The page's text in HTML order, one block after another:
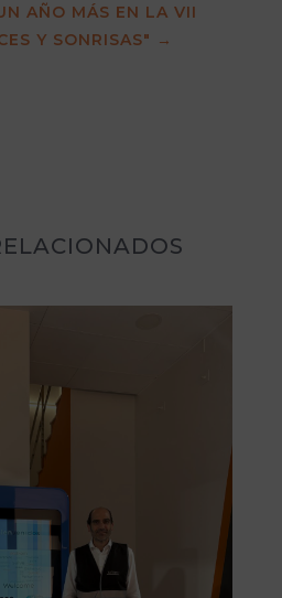
AÑO MÁS EN LA VII
Y SONRISAS" →